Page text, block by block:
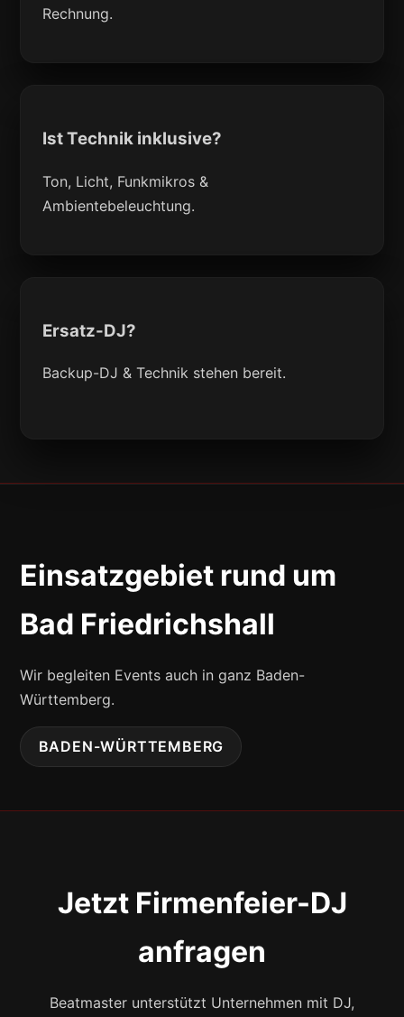
Rechnung.
Ist Technik inklusive?
Ton, Licht, Funkmikros &
Ambientebeleuchtung.
Ersatz-DJ?
Backup-DJ & Technik stehen bereit.
Einsatzgebiet rund um
Bad Friedrichshall
Wir begleiten Events auch in ganz Baden-
Württemberg.
BADEN-WÜRTTEMBERG
Jetzt Firmenfeier-DJ
anfragen
Beatmaster unterstützt Unternehmen mit DJ,